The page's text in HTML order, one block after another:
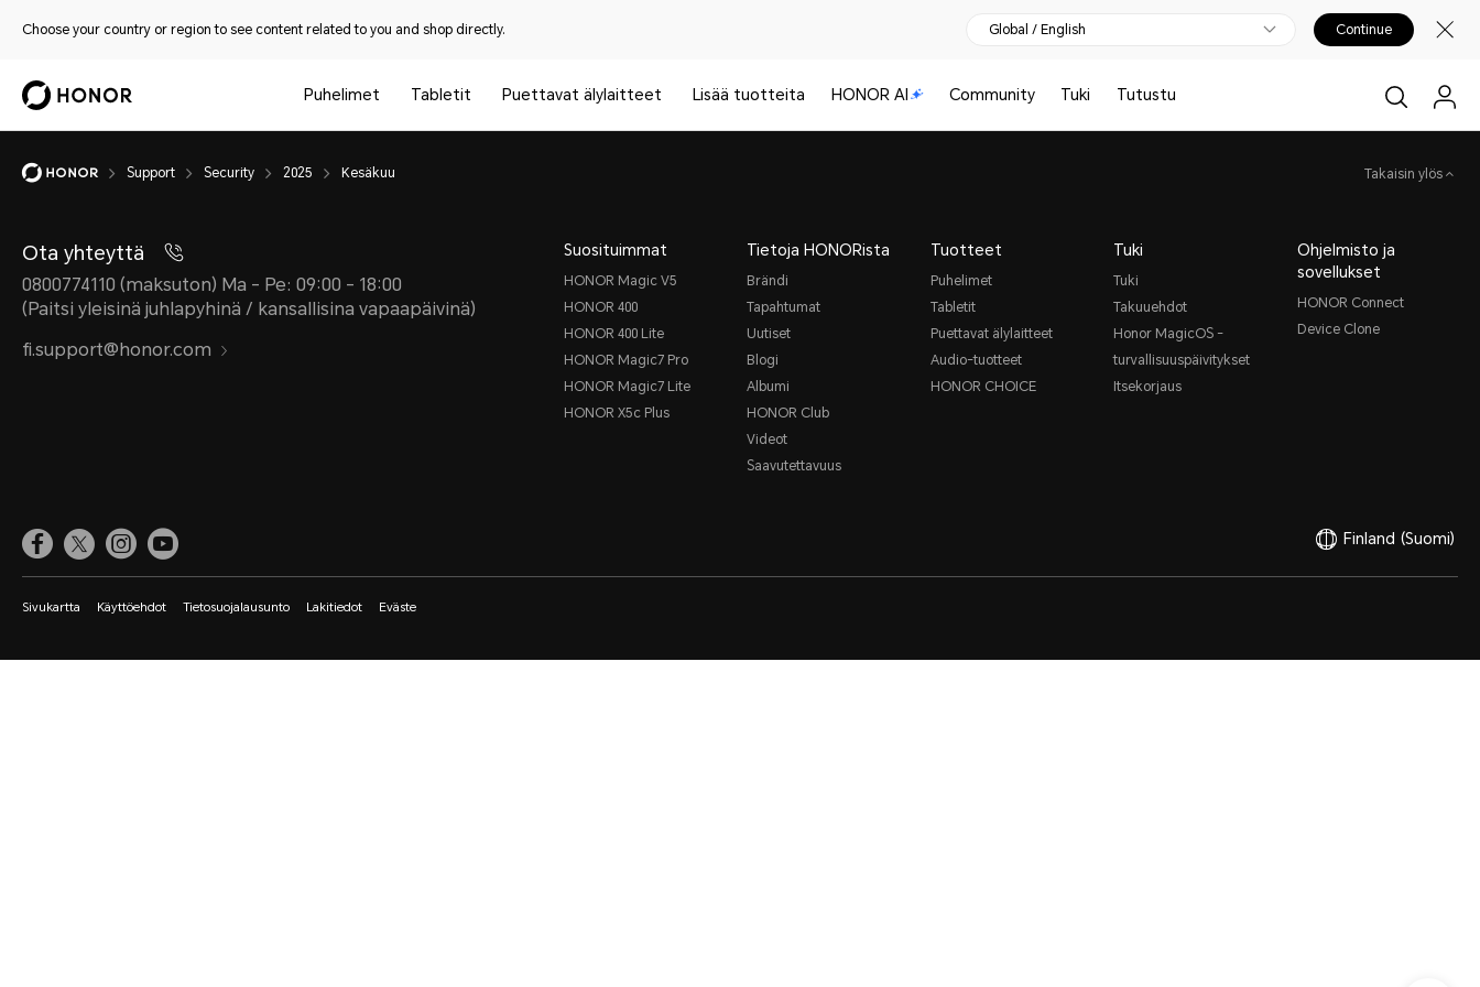
Choose your country or region to see content related to you and shop directly. Global / English Continue
Puhelimet Tabletit Puettavat älylaitteet Lisää tuotteita HONOR AI Community Tuki Tutustu
Support Security 2025 Kesäkuu Takaisin ylös
Ota yhteyttä
0800774110 (maksuton) Ma - Pe: 09:00 - 18:00
(Paitsi yleisinä juhlapyhinä / kansallisina vapaapäivinä)
fi.support@honor.com
Suosituimmat
HONOR Magic V5
HONOR 400
HONOR 400 Lite
HONOR Magic7 Pro
HONOR Magic7 Lite
HONOR X5c Plus
Tietoja HONORista
Brändi
Tapahtumat
Uutiset
Blogi
Albumi
HONOR Club
Videot
Saavutettavuus
Tuotteet
Puhelimet
Tabletit
Puettavat älylaitteet
Audio-tuotteet
HONOR CHOICE
Tuki
Tuki
Takuuehdot
Honor MagicOS -
turvallisuuspäivitykset
Itsekorjaus
Ohjelmisto ja
sovellukset
HONOR Connect
Device Clone
Finland (Suomi)
Sivukartta Käyttöehdot Tietosuojalausunto Lakitiedot Eväste